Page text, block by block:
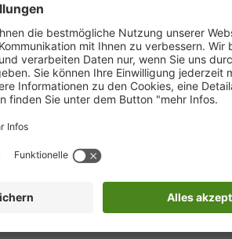
Bereich (bis zu 5 m³)
Bereich (bis zu 5 m³)
Bags“, verpackt angenommen,
und nicht brennbare Abfälle (z.B.
sorgt für